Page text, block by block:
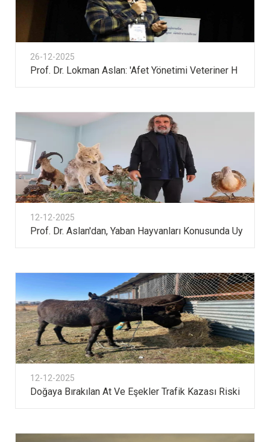
26-12-2025
Prof. Dr. Lokman Aslan: 'Afet Yönetimi Veteriner H
12-12-2025
Prof. Dr. Aslan'dan, Yaban Hayvanları Konusunda Uy
12-12-2025
Doğaya Bırakılan At Ve Eşekler Trafik Kazası Riski